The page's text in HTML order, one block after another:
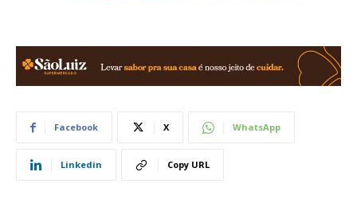
Facebook X WhatsApp
Linkedin Copy URL